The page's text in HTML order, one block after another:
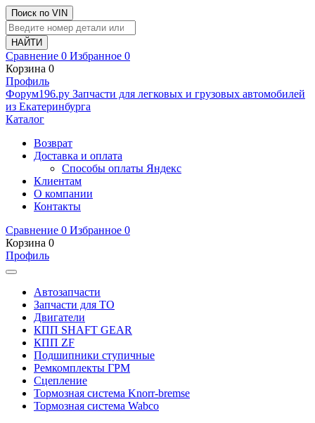
Поиск по VIN
Сравнение 0 Избранное 0
Корзина 0
Профиль
Фoрум196.ру Запчасти для легковых и грузовых автомобилей
из Екатеринбурга
Каталог
Возврат
Доставка и оплата
Способы оплаты Яндекс
Клиентам
О компании
Контакты
Сравнение 0 Избранное 0
Корзина 0
Профиль
Автозапчасти
Запчасти для ТО
Двигатели
КПП SHAFT GEAR
КПП ZF
Подшипники ступичные
Ремкомплекты ГРМ
Сцепление
Тормозная система Knorr-bremse
Тормозная система Wabco